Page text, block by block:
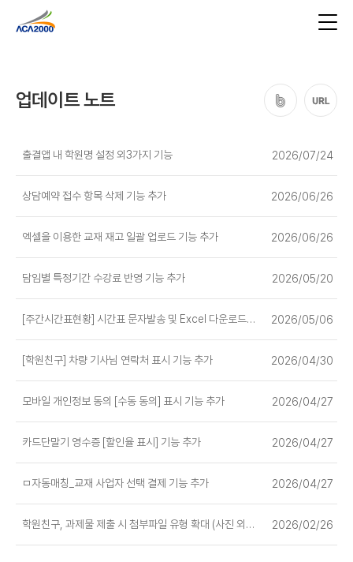
업데이트 노트
출결앱 내 학원명 설정 외3가지 기능 2026/07/24
상담예약 접수 항목 삭제 기능 추가 2026/06/26
엑셀을 이용한 교재 재고 일괄 업로드 기능 추가 2026/06/26
담임별 특정기간 수강료 반영 기능 추가 2026/05/20
[주간시간표현황] 시간표 문자발송 및 Excel 다운로드 기능.. 2026/05/06
[학원친구] 차량 기사님 연락처 표시 기능 추가 2026/04/30
모바일 개인정보 동의 [수동 동의] 표시 기능 추가 2026/04/27
카드단말기 영수증 [할인율 표시] 기능 추가 2026/04/27
ㅁ자동매칭_교재 사업자 선택 결제 기능 추가 2026/04/27
학원친구, 과제물 제출 시 첨부파일 유형 확대 (사진 외 파일.. 2026/02/26